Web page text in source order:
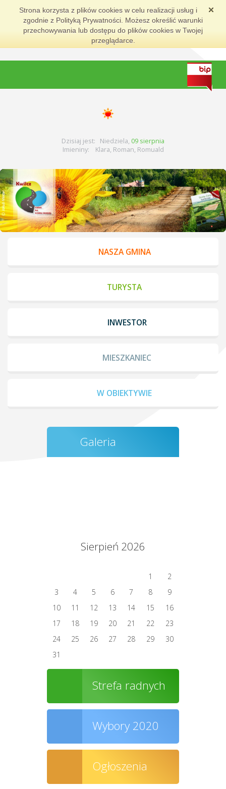
Strona korzysta z plików cookies w celu realizacji usług i
zgodnie z Polityką Prywatności. Możesz określić warunki
przechowywania lub dostępu do plików cookies w Twojej
przeglądarce.
Dzisiaj jest: Niedziela, 09 sierpnia
Imieniny: Klara, Roman, Romuald
NASZA GMINA
TURYSTA
INWESTOR
MIESZKANIEC
W OBIEKTYWIE
Galeria
Sierpień 2026
1
2
3
4 5 6 7 8
9
10
11 12 13 14 15
16
17
18 19 20 21 22
23
24
25 26 27 28 29
30
31
Strefa radnych
Wybory 2020
Ogłoszenia